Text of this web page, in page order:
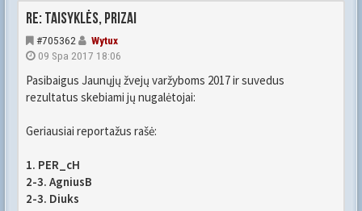
Re: Taisyklės, prizai
#705362
Wytux
09 Spa 2017 18:06
Pasibaigus Jaunųjų žvejų varžyboms 2017 ir suvedus
rezultatus skebiami jų nugalėtojai:
Geriausiai reportažus rašė:
1. PER_cH
2-3. AgniusB
2-3. Diuks